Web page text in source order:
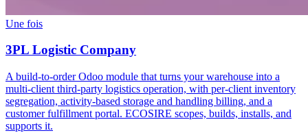
Une fois
3PL Logistic Company
A build-to-order Odoo module that turns your warehouse into a
multi-client third-party logistics operation, with per-client inventory
segregation, activity-based storage and handling billing, and a
customer fulfillment portal. ECOSIRE scopes, builds, installs, and
supports it.